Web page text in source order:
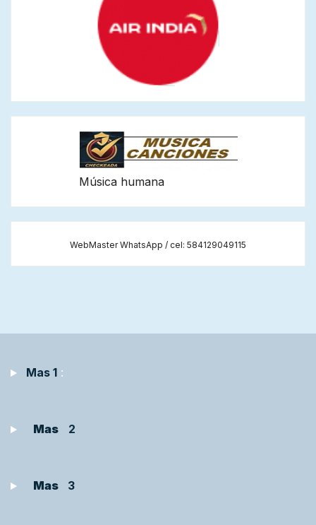
Música humana
WebMaster WhatsApp / cel: 584129049115
Mas 1 :
Mas 2
Mas 3